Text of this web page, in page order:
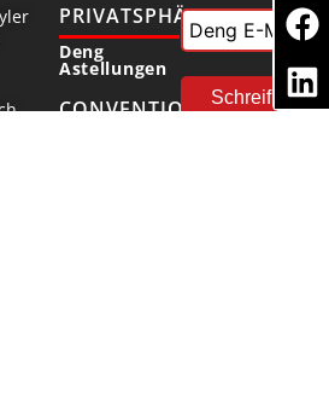
PRIVATSPHÄR
Deng
Astellungen
CONVENTIONNÉ